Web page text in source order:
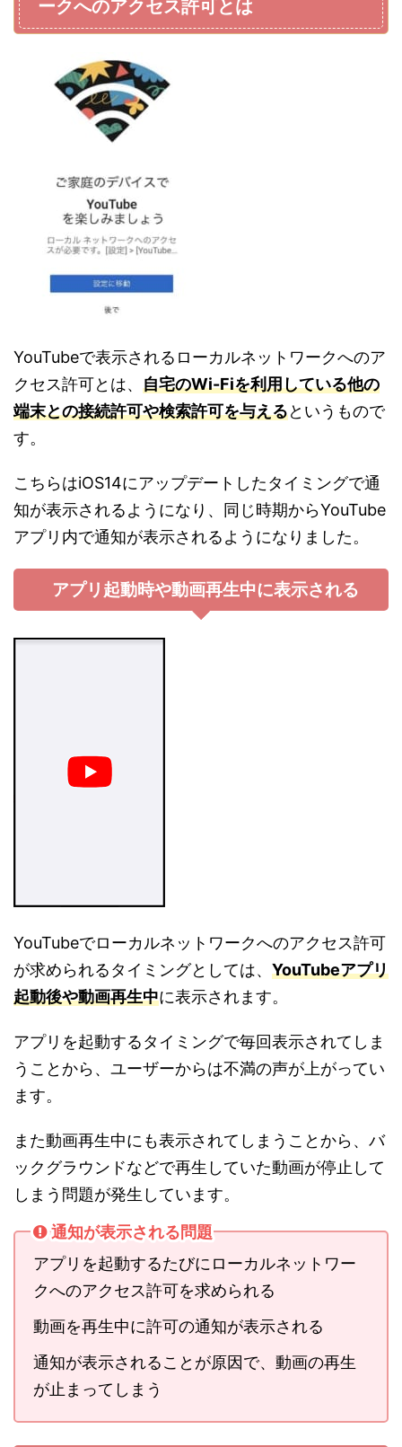
ークへのアクセス許可とは
YouTubeで表示されるローカルネットワークへのア
クセス許可とは、 自宅のWi-Fiを利用している他の
端末との接続許可や検索許可を与えるというもので
す。
こちらはiOS14にアップデートしたタイミングで通
知が表示されるようになり、同じ時期からYouTube
アプリ内で通知が表示されるようになりました。
アプリ起動時や動画再生中に表示される
YouTubeでローカルネットワークへのアクセス許可
が求められるタイミングとしては、 YouTubeアプリ
起動後や動画再生中に表示されます。
アプリを起動するタイミングで毎回表示されてしま
うことから、ユーザーからは不満の声が上がってい
ます。
また動画再生中にも表示されてしまうことから、バ
ックグラウンドなどで再生していた動画が停止して
しまう問題が発生しています。
通知が表示される問題
アプリを起動するたびにローカルネットワー
クへのアクセス許可を求められる
動画を再生中に許可の通知が表示される
通知が表示されることが原因で、動画の再生
が止まってしまう